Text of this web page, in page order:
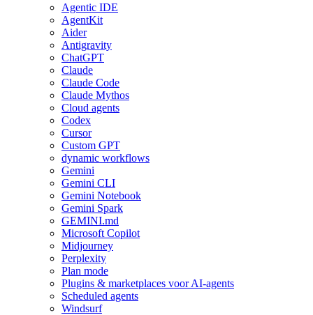
Agentic IDE
AgentKit
Aider
Antigravity
ChatGPT
Claude
Claude Code
Claude Mythos
Cloud agents
Codex
Cursor
Custom GPT
dynamic workflows
Gemini
Gemini CLI
Gemini Notebook
Gemini Spark
GEMINI.md
Microsoft Copilot
Midjourney
Perplexity
Plan mode
Plugins & marketplaces voor AI-agents
Scheduled agents
Windsurf